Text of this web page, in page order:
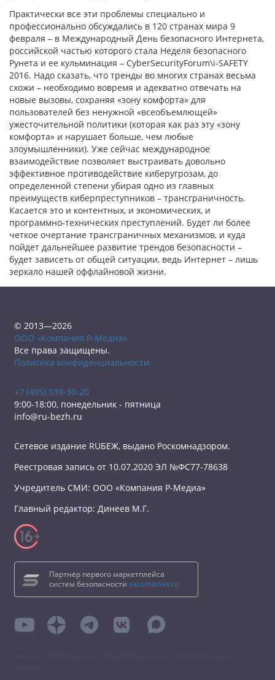
Практически все эти проблемы специально и
профессионально обсуждались в 120 странах мира 9
февраля – в Международный День безопасного Интернета,
российской частью которого стала Неделя безопасного
Рунета и ее кульминация – CyberSecurityForum\i-SAFETY
2016. Надо сказать, что тренды во многих странах весьма
схожи – необходимо вовремя и адекватно отвечать на
новые вызовы, сохраняя «зону комфорта» для
пользователей без ненужной «всеобъемлющей»
ужесточительной политики (которая как раз эту «зону
комфорта» и нарушает больше, чем любые
злоумышленники). Уже сейчас международное
взаимодействие позволяет выстраивать довольно
эффективное противодействие киберугрозам, до
определенной степени убирая одно из главных
преимуществ киберпреступников – трансграничность.
Касается это и контентных, и экономических, и
программно-технических преступлений. Будет ли более
четкое очертание трансграничных механизмов, и куда
пойдет дальнейшее развитие трендов безопасности –
будет зависеть от общей ситуации, ведь Интернет – лишь
зеркало нашей оффлайновой жизни.
© 2013—2026
ООО «Компания Р-Медиа»
Все права защищены.
Политика конфиденциальности
+7 (495) 539-30-20
9:00-18:00, понедельник - пятница
info@ru-bezh.ru
Сетевое издание RUБЕЖ, выдано Роскомнадзором.
Реестровая запись от 10.07.2020 ЭЛ №ФС77-78638
Учредитель СМИ: ООО «Компания Р-Медиа»
Главный редактор: Динеев М.Г.
Партнёр первого маркетплейса
систем безопасности secumarket.ru